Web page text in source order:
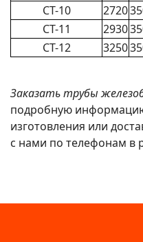
СТ-10
2720
СТ-11
2930
СТ-12
3250
Заказать трубы
подробную
изготовления или
с нами по телефонам в